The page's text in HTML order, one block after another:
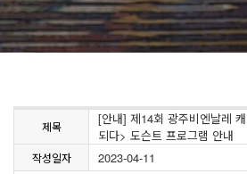
제목
[안내] 제14회 광주비엔날레
되다> 도슨트 프로그램 안내
작성일자 2023-04-11